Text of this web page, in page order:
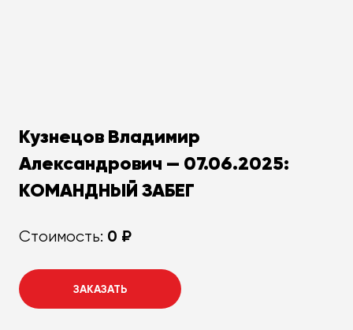
Кузнецов Владимир
Александрович — 07.06.2025:
КОМАНДНЫЙ ЗАБЕГ
Стоимость: 0 ₽
ЗАКАЗАТЬ